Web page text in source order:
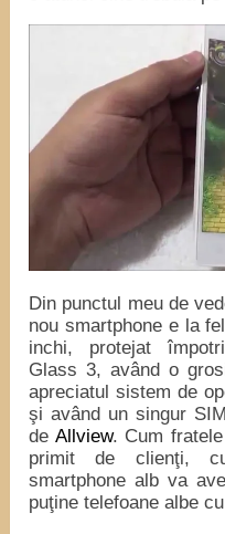
Din punctul meu de
nou smartphone e la
inchi, protejat
Glass 3, având o
apreciatul sistem de
şi având un singur
de Allview. Cum
primit de clienţi,
smartphone alb va
puţine telefoane albe